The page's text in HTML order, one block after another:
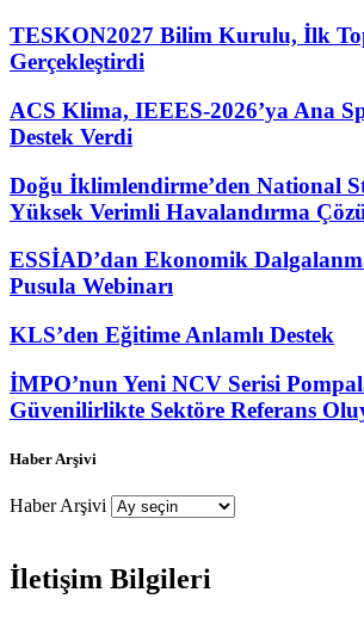
TESKON2027 Bilim Kurulu, İlk
Gerçekleştirdi
ACS Klima, IEEES-2026’ya Ana
Destek Verdi
Doğu İklimlendirme’den National
Yüksek Verimli Havalandırma
ESSİAD’dan Ekonomik
Pusula Webinarı
KLS’den Eğitime Anlamlı Destek
İMPO’nun Yeni NCV Serisi
Güvenilirlikte Sektöre Referans
Haber Arşivi
Haber Arşivi
İletişim Bilgileri